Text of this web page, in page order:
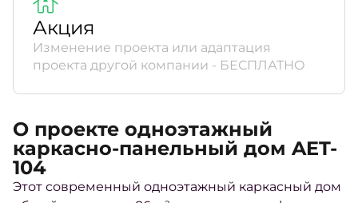
Акция
Изменение проекта или адаптация
проекта другой компании - БЕСПЛАТНО
О проекте одноэтажный
каркасно-панельный дом AET-
104
Этот современный одноэтажный каркасный дом